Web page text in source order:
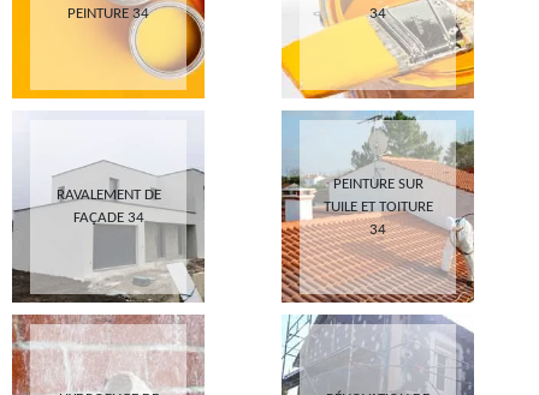
PEINTURE 34
34
RAVALEMENT DE
FAÇADE 34
PEINTURE SUR
TUILE ET TOITURE
34